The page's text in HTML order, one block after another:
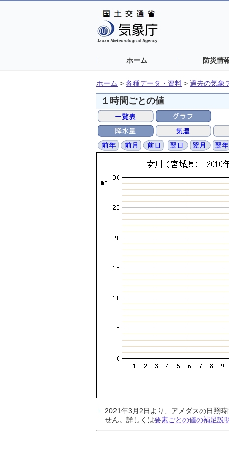
ホーム 防災情
ホーム > 各種データ・資料 > 過去の気象
１時間ごとの値
2021年3月2日より、アメダスの日照
せん。詳しくは要素ごとの値の補足説